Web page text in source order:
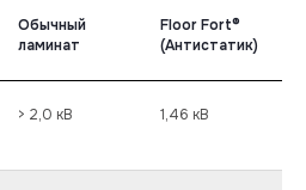
Обычный
ламинат
Floor Fort®
(Антистатик)
> 2,0 кВ 1,46 кВ